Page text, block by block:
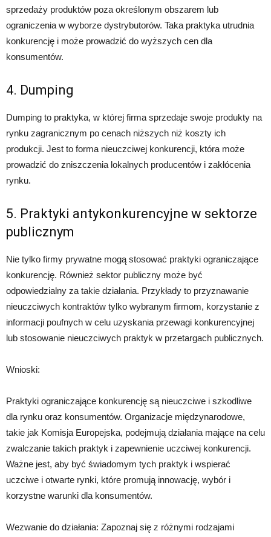
sprzedaży produktów poza określonym obszarem lub
ograniczenia w wyborze dystrybutorów. Taka praktyka utrudnia
konkurencję i może prowadzić do wyższych cen dla
konsumentów.
4. Dumping
Dumping to praktyka, w której firma sprzedaje swoje produkty na
rynku zagranicznym po cenach niższych niż koszty ich
produkcji. Jest to forma nieuczciwej konkurencji, która może
prowadzić do zniszczenia lokalnych producentów i zakłócenia
rynku.
5. Praktyki antykonkurencyjne w sektorze
publicznym
Nie tylko firmy prywatne mogą stosować praktyki ograniczające
konkurencję. Również sektor publiczny może być
odpowiedzialny za takie działania. Przykłady to przyznawanie
nieuczciwych kontraktów tylko wybranym firmom, korzystanie z
informacji poufnych w celu uzyskania przewagi konkurencyjnej
lub stosowanie nieuczciwych praktyk w przetargach publicznych.
Wnioski:
Praktyki ograniczające konkurencję są nieuczciwe i szkodliwe
dla rynku oraz konsumentów. Organizacje międzynarodowe,
takie jak Komisja Europejska, podejmują działania mające na celu
zwalczanie takich praktyk i zapewnienie uczciwej konkurencji.
Ważne jest, aby być świadomym tych praktyk i wspierać
uczciwe i otwarte rynki, które promują innowację, wybór i
korzystne warunki dla konsumentów.
Wezwanie do działania: Zapoznaj się z różnymi rodzajami